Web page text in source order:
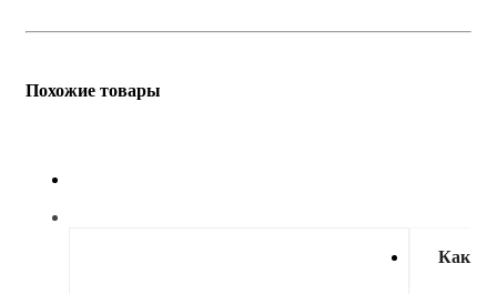
Похожие товары
Как